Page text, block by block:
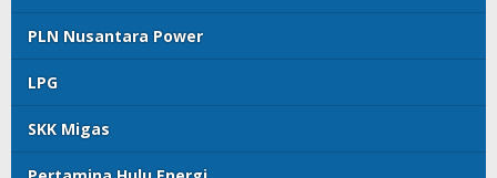
PLN Nusantara Power
LPG
SKK Migas